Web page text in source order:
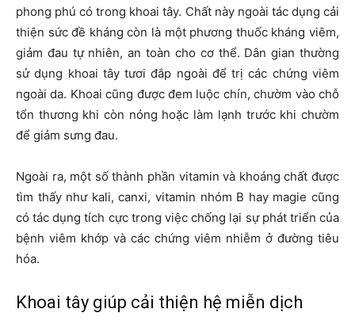
phong phú có trong khoai tây. Chất này ngoài tác dụng cải
thiện sức đề kháng còn là một phương thuốc kháng viêm,
giảm đau tự nhiên, an toàn cho cơ thể. Dân gian thường
sử dụng khoai tây tươi đắp ngoài để trị các chứng viêm
ngoài da. Khoai cũng được đem luộc chín, chườm vào chỗ
tổn thương khi còn nóng hoặc làm lạnh trước khi chườm
để giảm sưng đau.
Ngoài ra, một số thành phần vitamin và khoáng chất được
tìm thấy như kali, canxi, vitamin nhóm B hay magie cũng
có tác dụng tích cực trong việc chống lại sự phát triển của
bệnh viêm khớp và các chứng viêm nhiễm ở đường tiêu
hóa.
Khoai tây giúp cải thiện hệ miễn dịch